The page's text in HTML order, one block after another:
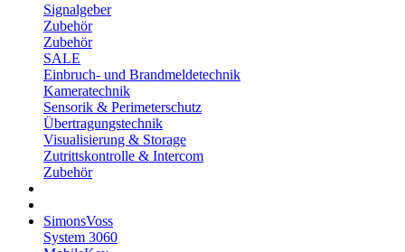
Signalgeber
Zubehör
Zubehör
SALE
Einbruch- und Brandmeldetechnik
Kameratechnik
Sensorik & Perimeterschutz
Übertragungstechnik
Visualisierung & Storage
Zutrittskontrolle & Intercom
Zubehör
SimonsVoss
System 3060